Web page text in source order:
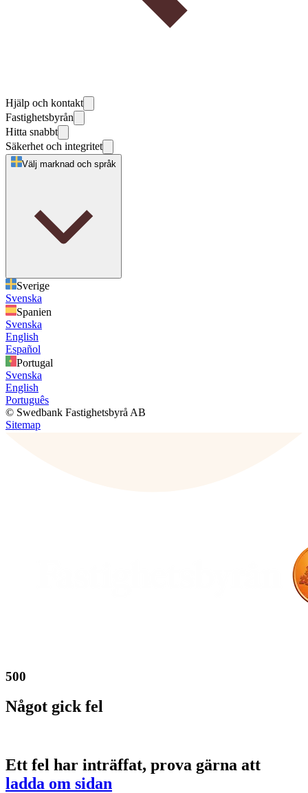
Hjälp och kontakt
Fastighetsbyrån
Hitta snabbt
Säkerhet och integritet
Välj marknad och språk
Sverige
Svenska
Spanien
Svenska
English
Español
Portugal
Svenska
English
Português
© Swedbank Fastighetsbyrå AB
Sitemap
500
Något gick fel
Ett fel har inträffat, prova gärna att
ladda om sidan